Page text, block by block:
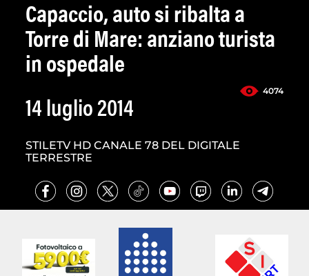
Capaccio, auto si ribalta a
Torre di Mare: anziano turista
in ospedale
4074
14 luglio 2014
STILETV HD CANALE 78 DEL DIGITALE
TERRESTRE